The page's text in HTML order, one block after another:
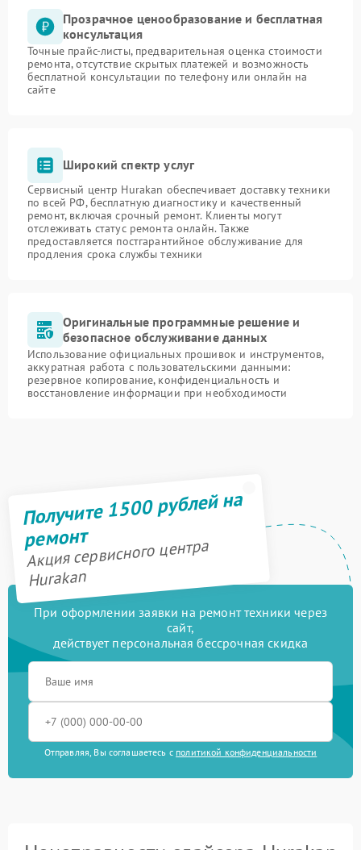
Прозрачное ценообразование и бесплатная
консультация
Точные прайс-листы, предварительная оценка стоимости
ремонта, отсутствие скрытых платежей и возможность
бесплатной консультации по телефону или онлайн на
сайте
Широкий спектр услуг
Сервисный центр Hurakan обеспечивает доставку техники
по всей РФ, бесплатную диагностику и качественный
ремонт, включая срочный ремонт. Клиенты могут
отслеживать статус ремонта онлайн. Также
предоставляется постгарантийное обслуживание для
продления срока службы техники
Оригинальные программные решение и
безопасное обслуживание данных
Использование официальных прошивок и инструментов,
аккуратная работа с пользовательскими данными:
резервное копирование, конфиденциальность и
восстановление информации при необходимости
Получите 1500 рублей на
ремонт
Акция сервисного центра
Hurakan
При оформлении заявки на ремонт техники через
сайт,
действует персональная бессрочная скидка
Отправляя, Вы соглашаетесь с политикой конфиденциальности